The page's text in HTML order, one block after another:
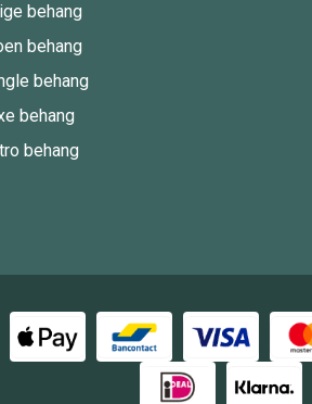
behang
behang
behang
behang
behang